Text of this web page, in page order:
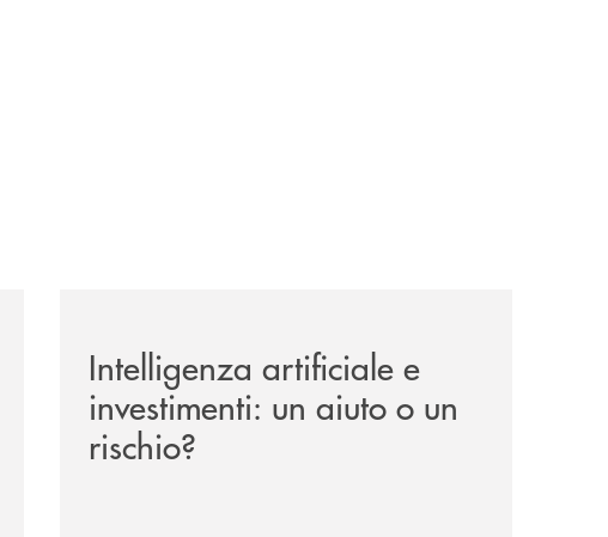
Intelligenza artificiale e
investimenti: un aiuto o un
rischio?